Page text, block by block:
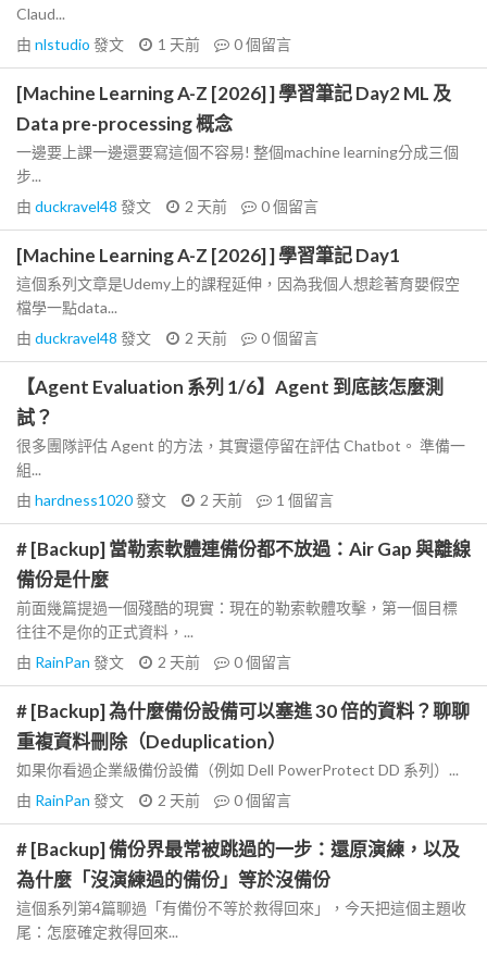
Claud...
由 nlstudio 發文 1 天前 0個留言
[Machine Learning A-Z [2026] ] 學習筆記 Day2 ML 及
Data pre-processing 概念
一邊要上課一邊還要寫這個不容易! 整個machine learning分成三個
步...
由 duckravel48 發文 2 天前 0個留言
[Machine Learning A-Z [2026] ] 學習筆記 Day1
這個系列文章是Udemy上的課程延伸，因為我個人想趁著育嬰假空
檔學一點data...
由 duckravel48 發文 2 天前 0個留言
【Agent Evaluation 系列 1/6】Agent 到底該怎麼測
試？
很多團隊評估 Agent 的方法，其實還停留在評估 Chatbot。 準備一
組...
由 hardness1020發文 2 天前 1 個留言
# [Backup] 當勒索軟體連備份都不放過：Air Gap 與離線
備份是什麼
前面幾篇提過一個殘酷的現實：現在的勒索軟體攻擊，第一個目標
往往不是你的正式資料，...
由 RainPan 發文 2 天前 0個留言
# [Backup] 為什麼備份設備可以塞進 30 倍的資料？聊聊
重複資料刪除（Deduplication）
如果你看過企業級備份設備（例如 Dell PowerProtect DD 系列）...
由 RainPan 發文 2 天前 0個留言
# [Backup] 備份界最常被跳過的一步：還原演練，以及
為什麼「沒演練過的備份」等於沒備份
這個系列第4篇聊過「有備份不等於救得回來」，今天把這個主題收
尾：怎麼確定救得回來...